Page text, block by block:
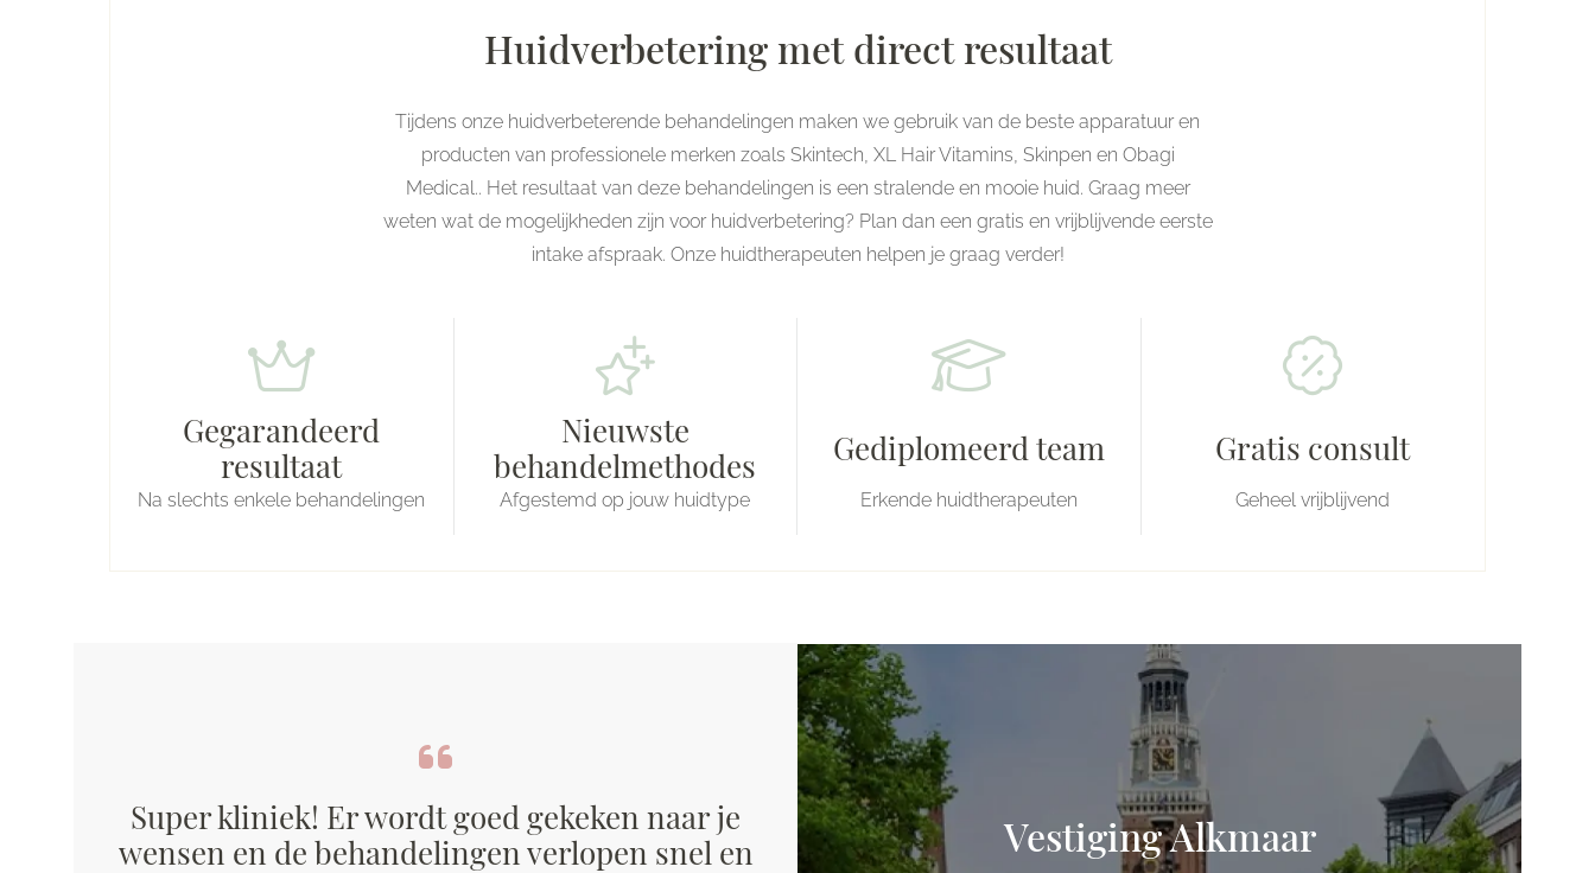
Huidverbetering met direct resultaat
Tijdens onze huidverbeterende behandelingen maken we gebruik van de beste apparatuur en
producten van professionele merken zoals Skintech, XL Hair Vitamins, Skinpen en Obagi
Medical.. Het resultaat van deze behandelingen is een stralende en mooie huid. Graag meer
weten wat de mogelijkheden zijn voor huidverbetering? Plan dan een gratis en vrijblijvende eerste
intake afspraak. Onze huidtherapeuten helpen je graag verder!
Gegarandeerd
resultaat
Na slechts enkele behandelingen
Nieuwste
behandelmethodes
Afgestemd op jouw huidtype
Gediplomeerd team
Erkende huidtherapeuten
Gratis consult
Geheel vrijblijvend
Super kliniek! Er wordt goed gekeken naar je
wensen en de behandelingen verlopen snel en
Vestiging Alkmaar